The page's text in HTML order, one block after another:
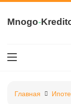
Mnogo-
Главная